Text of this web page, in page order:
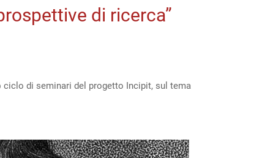
di ricerca”
ciclo di seminari del progetto Incipit, sul tema